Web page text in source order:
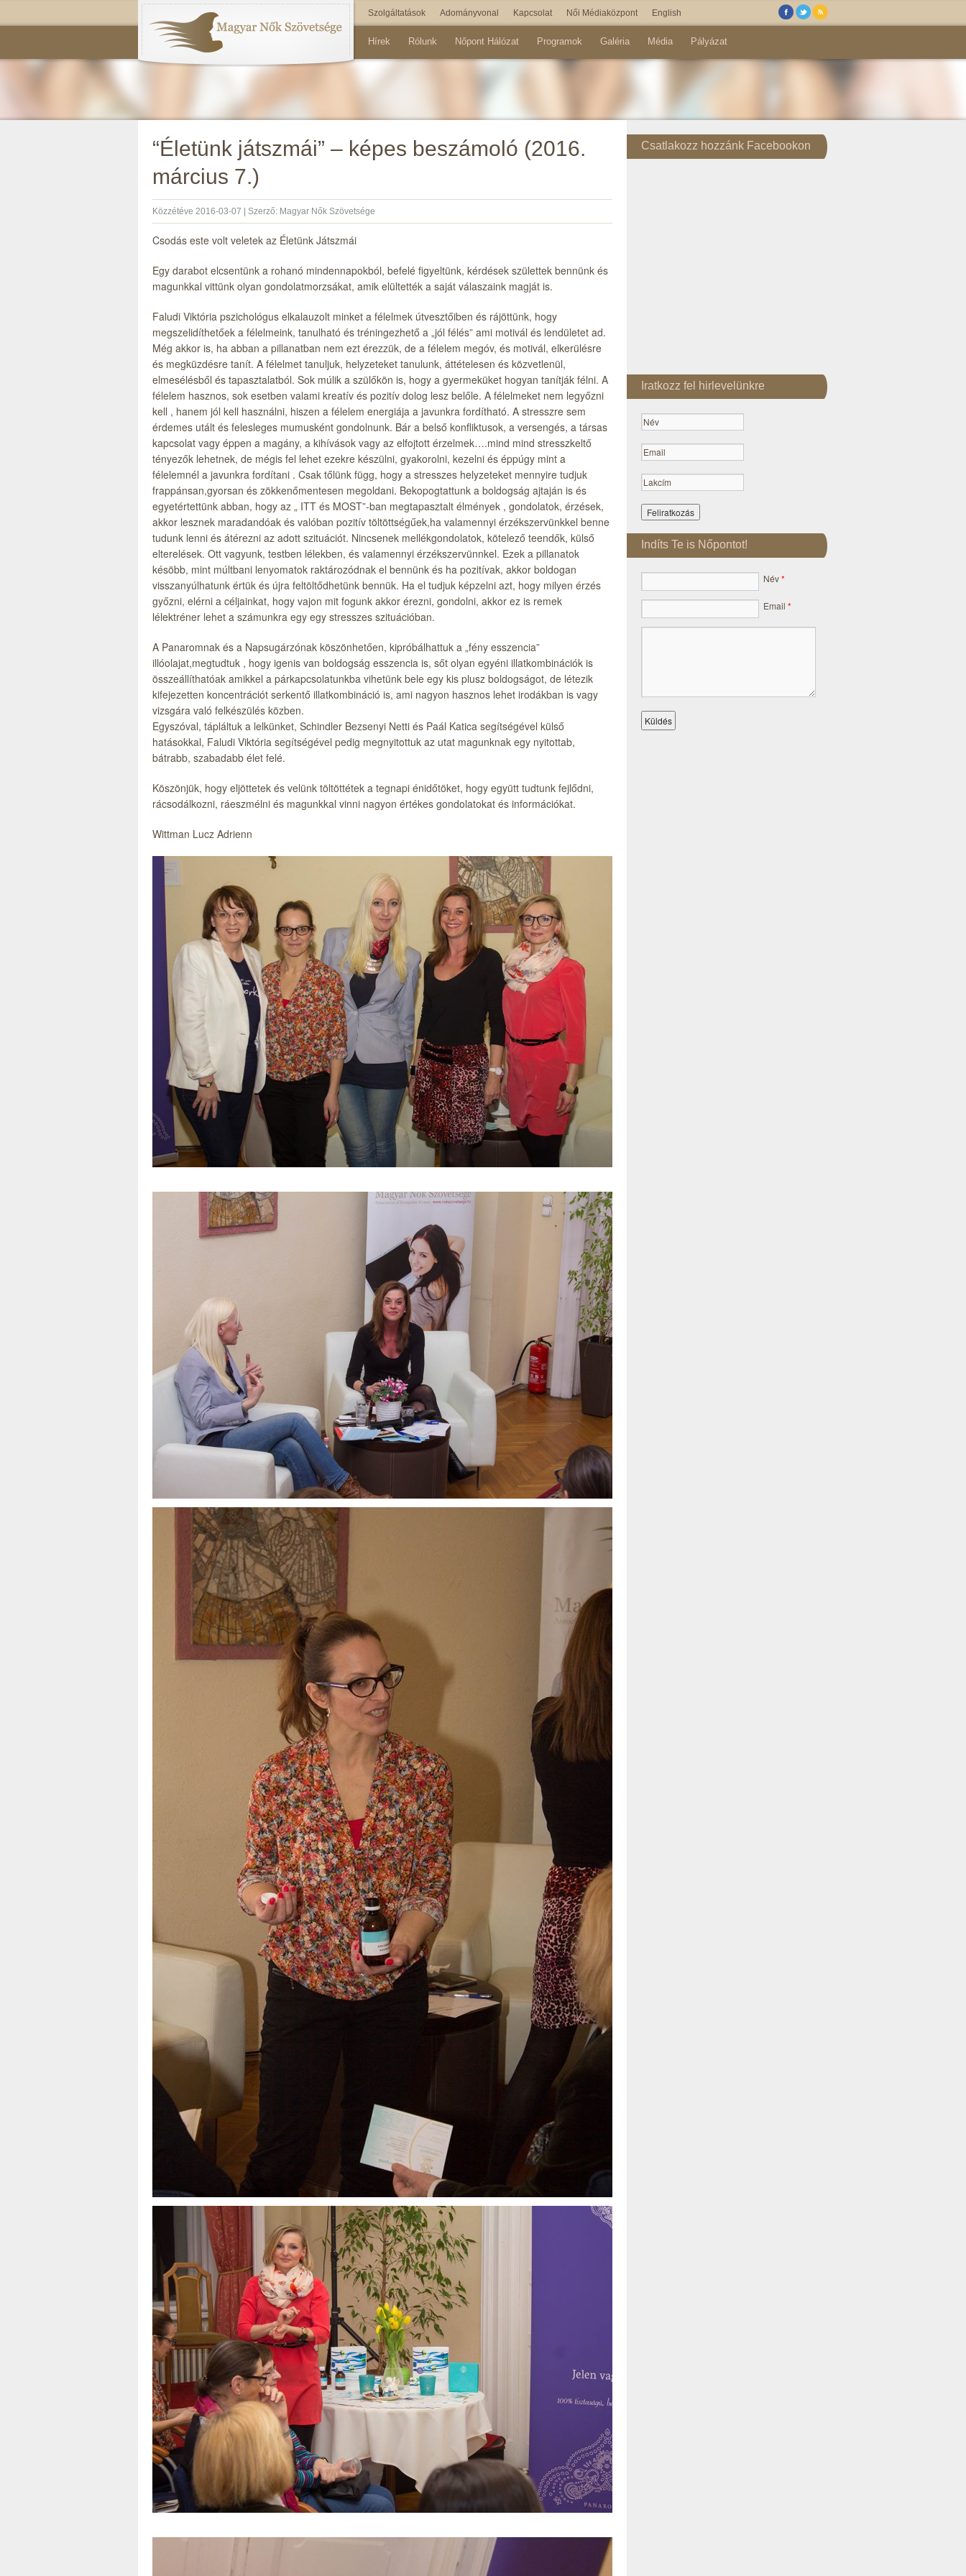
Szolgáltatások Adományvonal Kapcsolat Női Médiaközpont English
Hírek Rólunk Nőpont Hálózat Programok Galéria Média Pályázat
“Életünk játszmái” – képes beszámoló (2016.
március 7.)
Közzétéve 2016-03-07 Szerző: Magyar Nők Szövetsége
Csodás este volt veletek az Életünk Játszmái
Egy darabot elcsentünk a rohanó mindennapokból, befelé figyeltünk, kérdések születtek bennünk és
magunkkal vittünk olyan gondolatmorzsákat, amik elültették a saját válaszaink magját is.
Faludi Viktória pszichológus elkalauzolt minket a félelmek útvesztőiben és rájöttünk, hogy
megszelidíthetőek a félelmeink, tanulható és tréningezhető a „jól félés” ami motivál és lendületet ad.
Még akkor is, ha abban a pillanatban nem ezt érezzük, de a félelem megóv, és motivál, elkerülésre
és megküzdésre tanít. A félelmet tanuljuk, helyzeteket tanulunk, áttételesen és közvetlenül,
elmesélésből és tapasztalatból. Sok múlik a szülőkön is, hogy a gyermeküket hogyan tanítják félni. A
félelem hasznos, sok esetben valami kreatív és pozitív dolog lesz belőle. A félelmeket nem legyőzni
kell , hanem jól kell használni, hiszen a félelem energiája a javunkra fordítható. A stresszre sem
érdemes utált és felesleges mumusként gondolnunk. Bár a belső konfliktusok, a versengés, a társas
kapcsolat vagy éppen a magány, a kihívások vagy az elfojtott érzelmek….mind mind stresszkeltő
tényezők lehetnek, de mégis fel lehet ezekre készülni, gyakorolni, kezelni és éppúgy mint a
félelemnél a javunkra fordítani . Csak tőlünk függ, hogy a stresszes helyzeteket mennyire tudjuk
frappánsan,gyorsan és zökkenőmentesen megoldani. Bekopogtattunk a boldogság ajtaján is és
egyetértettünk abban, hogy az „ ITT és MOST”-ban megtapasztalt élmények , gondolatok, érzések,
akkor lesznek maradandóak és valóban pozitív töltöttségűek,ha valamennyi érzékszervünkkel benne
tudunk lenni és átérezni az adott szituációt. Nincsenek mellékgondolatok, kötelező teendők, külső
elterelések. Ott vagyunk, testben lélekben, és valamennyi érzékszervünnkel. Ezek a pillanatok
késöbb, mint múltbani lenyomatok raktározódnak el bennünk és ha pozitívak, akkor boldogan
visszanyúlhatunk értük és újra feltöltődhetünk bennük. Ha el tudjuk képzelni azt, hogy milyen érzés
győzni, elérni a céljainkat, hogy vajon mit fogunk akkor érezni, gondolni, akkor ez is remek
lélektréner lehet a számunkra egy egy stresszes szituációban.
A Panaromnak és a Napsugárzónak köszönhetően, kipróbálhattuk a „fény esszencia”
illóolajat,megtudtuk , hogy igenis van boldogság esszencia is, sőt olyan egyéni illatkombinációk is
összeállíthatóak amikkel a párkapcsolatunkba vihetünk bele egy kis plusz boldogságot, de létezik
kifejezetten koncentrációt serkentő illatkombináció is, ami nagyon hasznos lehet irodákban is vagy
vizsgára való felkészülés közben.
Egyszóval, tápláltuk a lelkünket, Schindler Bezsenyi Netti és Paál Katica segítségével külső
hatásokkal, Faludi Viktória segítségével pedig megnyitottuk az utat magunknak egy nyitottab,
bátrabb, szabadabb élet felé.
Köszönjük, hogy eljöttetek és velünk töltöttétek a tegnapi énidőtöket, hogy együtt tudtunk fejlődni,
rácsodálkozni, ráeszmélni és magunkkal vinni nagyon értékes gondolatokat és információkat.
Wittman Lucz Adrienn
Csatlakozz hozzánk Facebookon
Iratkozz fel hirlevelünkre
Indíts Te is Nőpontot!
Név*
Email *